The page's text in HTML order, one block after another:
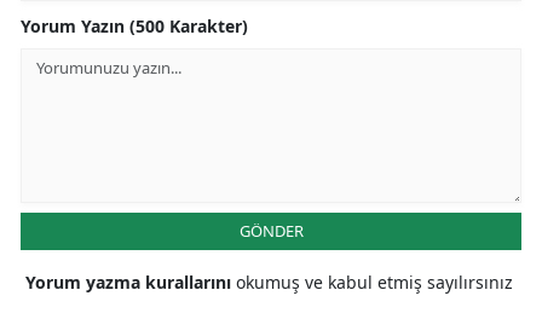
Yorum Yazın (500 Karakter)
GÖNDER
Yorum yazma kurallarını okumuş ve kabul etmiş sayılırsınız